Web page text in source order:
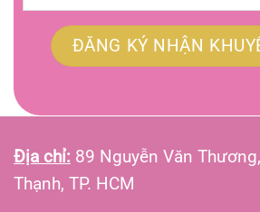
Địa chỉ: 89 Nguyễn Văn
Thạnh, TP. HCM